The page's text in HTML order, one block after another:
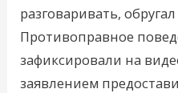
разговаривать,
Противоправное
зафиксировали на
заявлением